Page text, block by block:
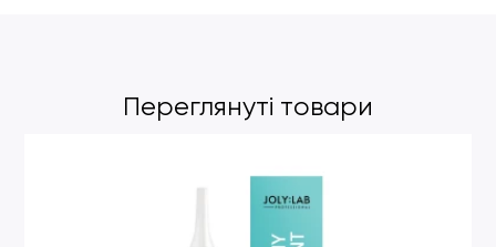
Переглянуті товари